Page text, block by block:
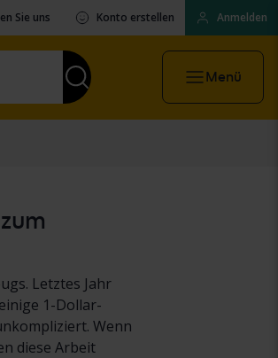
Sie uns Konto erstellen Anmelden
Menü
Letztes Jahr
1-Dollar-
Wenn
diese Arbeit